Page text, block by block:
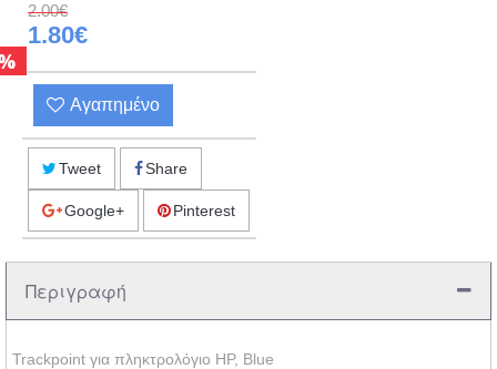
2.00€
1.80€
Αγαπημένο
Tweet Share
Google+ Pinterest
Περιγραφή
Trackpoint για πληκτρολόγιο HP, Blue